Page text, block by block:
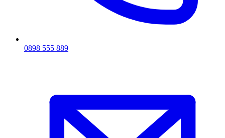
0898 555 889